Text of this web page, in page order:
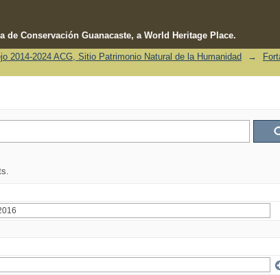
de Conservación Guanacaste, a World Heritage Place.
2014-2024 ACG, Sitio Patrimonio Natural de la Humanidad →